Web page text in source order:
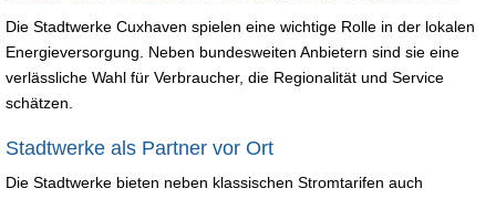
Die Stadtwerke Cuxhaven spielen eine wichtige Rolle in der lokalen
Energieversorgung. Neben bundesweiten Anbietern sind sie eine
verlässliche Wahl für Verbraucher, die Regionalität und Service
schätzen.
Stadtwerke als Partner vor Ort
Die Stadtwerke bieten neben klassischen Stromtarifen auch